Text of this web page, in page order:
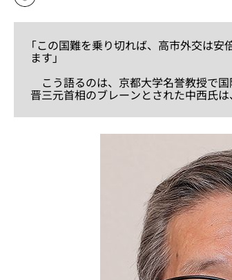
「この国難を乗り切れば、高市外交は
ます」
こう語るのは、京都大学名誉教授で国
晋三元首相のブレーンとされた中西氏